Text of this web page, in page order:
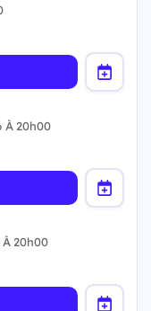
À 20h00
À 20h00